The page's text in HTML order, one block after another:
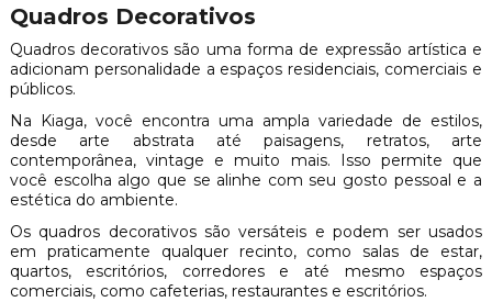
Quadros Decorativos
Quadros decorativos são uma forma de expressão artística e
adicionam personalidade a espaços residenciais, comerciais e
públicos.
Na Kiaga, você encontra uma ampla variedade de estilos,
desde arte abstrata até paisagens, retratos, arte
contemporânea, vintage e muito mais. Isso permite que
você escolha algo que se alinhe com seu gosto pessoal e a
estética do ambiente.
Os quadros decorativos são versáteis e podem ser usados
em praticamente qualquer recinto, como salas de estar,
quartos, escritórios, corredores e até mesmo espaços
comerciais, como cafeterias, restaurantes e escritórios.